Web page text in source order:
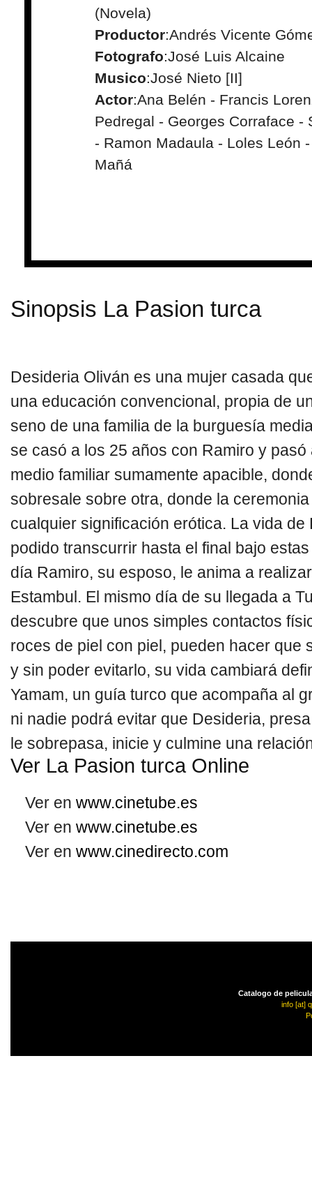
(Novela)
Productor:Andrés Vicente
Fotografo:José Luis Alcaine
Musico:José Nieto [II]
Actor:Ana Belén - Francis
Pedregal - Georges Corraface -
- Ramon Madaula - Loles León
Mañá
Sinopsis La Pasion turca
Desideria Oliván es una mujer casada
una educación convencional, propia de
seno de una familia de la burguesía
se casó a los 25 años con Ramiro y
medio familiar sumamente apacible,
sobresale sobre otra, donde la
cualquier significación erótica. La vida de
podido transcurrir hasta el final bajo
día Ramiro, su esposo, le anima a
Estambul. El mismo día de su llegada a
descubre que unos simples contactos
roces de piel con piel, pueden hacer que
y sin poder evitarlo, su vida cambiará
Yamam, un guía turco que acompaña al
ni nadie podrá evitar que Desideria,
le sobrepasa, inicie y culmine una
Ver La Pasion turca Online
Ver en www.cinetube.es
Ver en www.cinetube.es
Ver en www.cinedirecto.com
Catalogo de
info [at]